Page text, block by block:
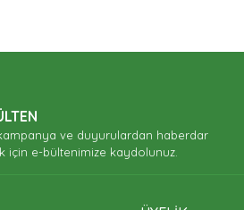
ve duyurulardan haberdar
için e-bültenimize kaydolunuz.